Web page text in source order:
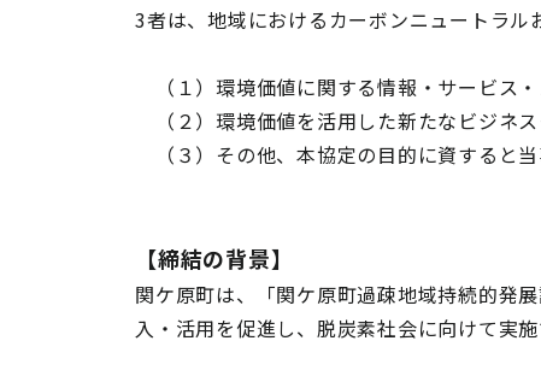
3者は、地域におけるカーボンニュートラル
（１）環境価値に関する情報・サービス
（２）環境価値を活用した新たなビジネ
（３）その他、本協定の目的に資すると
【締結の背景】
関ケ原町は、「関ケ原町過疎地域持続的発
入・活用を促進し、脱炭素社会に向けて実